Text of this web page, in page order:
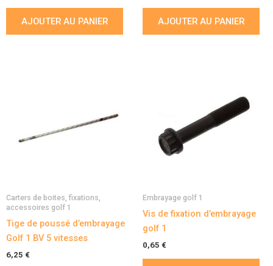
AJOUTER AU PANIER AJOUTER AU PANIER
Carters de boites, fixations,
accessoires golf 1
Tige de poussé d’embrayage
Golf 1 BV 5 vitesses
6,25 €
Embrayage golf 1
Vis de fixation d’embrayage
golf 1
0,65 €